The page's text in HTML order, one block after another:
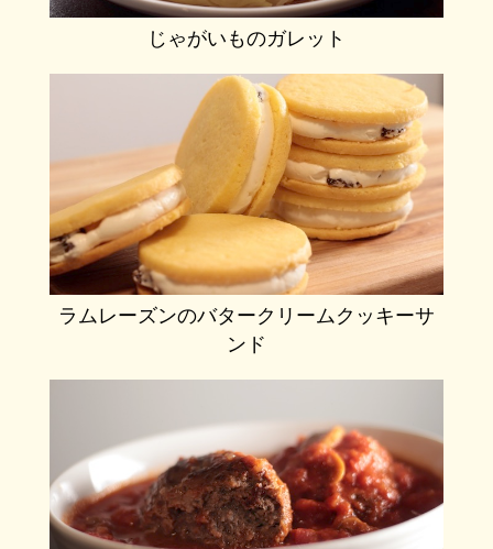
じゃがいものガレット
ラムレーズンのバタークリームクッキーサ
ンド